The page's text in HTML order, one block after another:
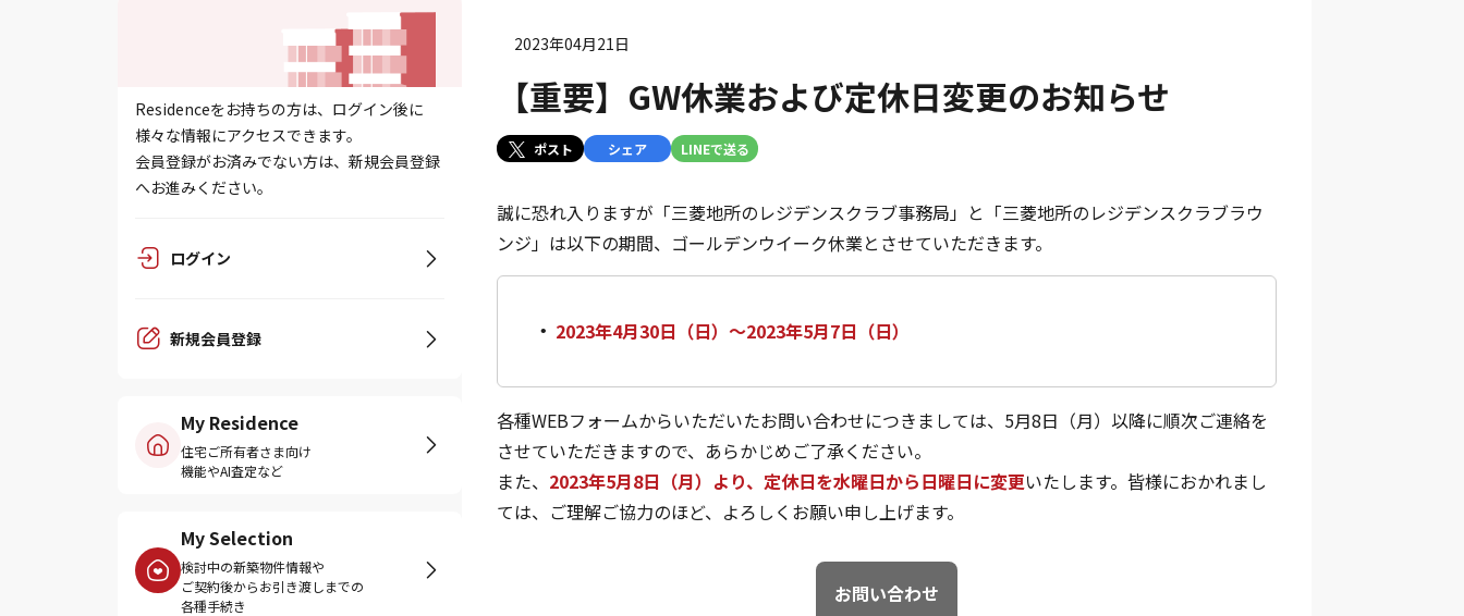
Residenceをお持ちの方は、ログイン後に
様々な情報にアクセスできます。
会員登録がお済みでない方は、新規会員登録
へお進みください。
ログイン
新規会員登録
My Residence
住宅ご所有者さま向け
機能やAI査定など
My Selection
検討中の新築物件情報や
ご契約後からお引き渡しまでの
各種手続き
2023年04月21日
【重要】GW休業および定休日変更のお知らせ
ポスト シェア LINEで送る
誠に恐れ入りますが「三菱地所のレジデンスクラブ事務局」と「三菱地所のレジデンスクラブラウ
ンジ」は以下の期間、ゴールデンウイーク休業とさせていただきます。
2023年4月30日（日）～2023年5月7日（日）
各種WEBフォームからいただいたお問い合わせにつきましては、5月8日（月）以降に順次ご連絡を
させていただきますので、あらかじめご了承ください。
また、 2023年5月8日（月）より、定休日を水曜日から日曜日に変更いたします。皆様におかれまし
ては、ご理解ご協力のほど、よろしくお願い申し上げます。
お問い合わせ